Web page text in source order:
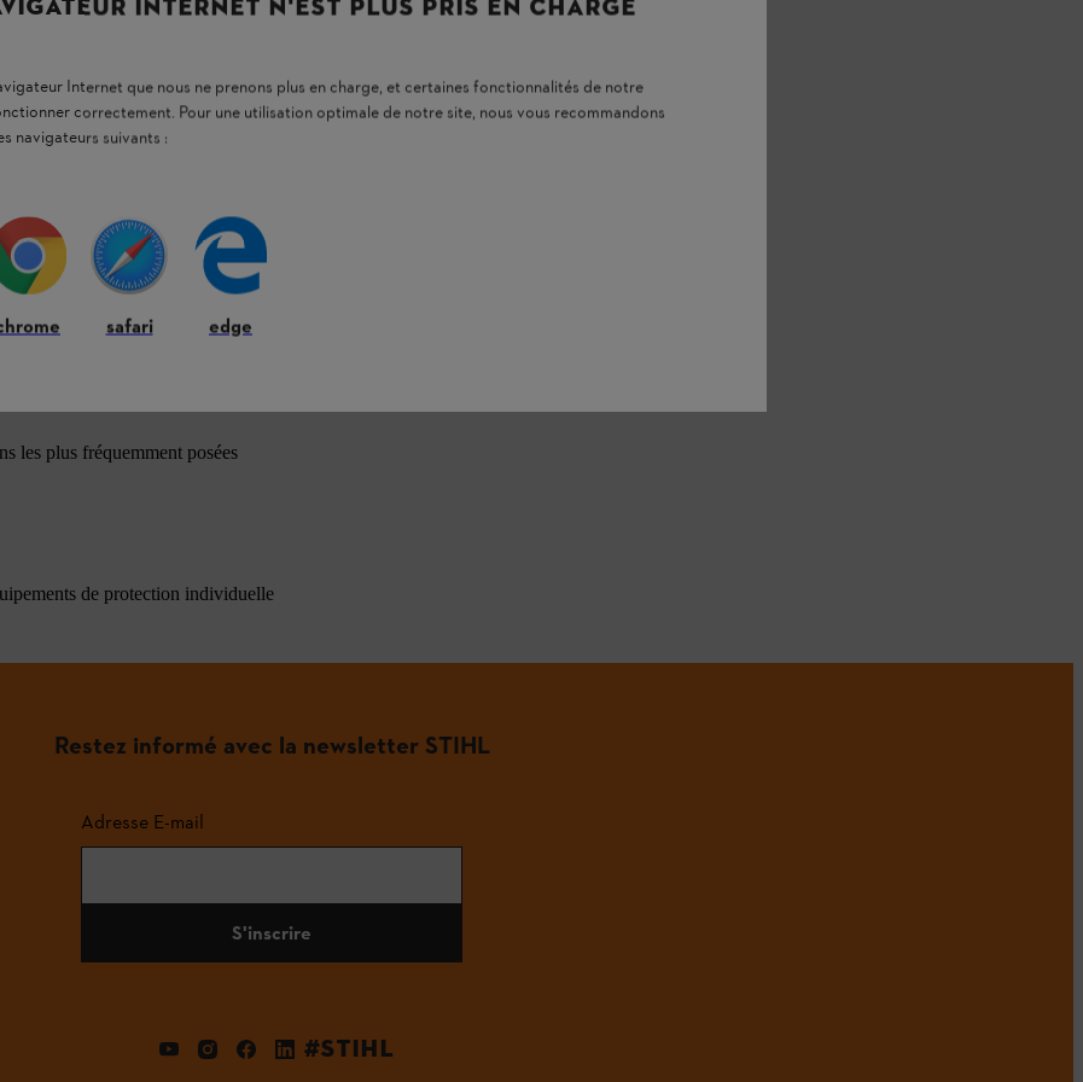
les plus fréquemment posées
de protection individuelle
Restez informé avec la newsletter STIHL
Adresse E-mail
S'inscrire
#STIHL
INTERNET N'EST PLUS PRIS EN CHARGE
Internet que nous ne prenons plus en charge, et certaines fonctionnalités de notre
correctement. Pour une utilisation optimale de notre site, nous vous recommandons
navigateurs suivants :
safari edge